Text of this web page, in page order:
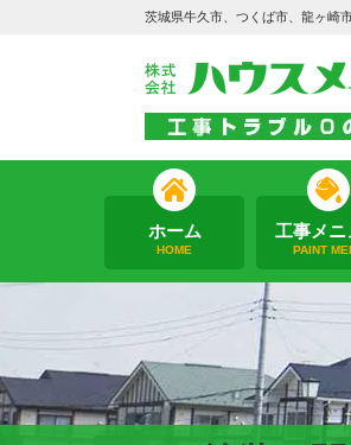
茨城県牛久市、つくば市、龍ヶ崎
ホーム
HOME
工事メニ
PAINT